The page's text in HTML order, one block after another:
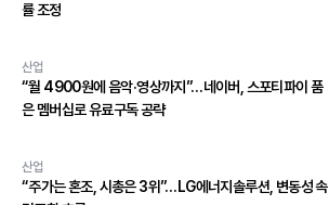
률 조정
산업
“월 4900원에 음악·영상까지”…네이버, 스포티파이 품
은 멤버십로 유료구독 공략
산업
“주가는 혼조, 시총은 3위”…LG에너지솔루션, 변동성 속